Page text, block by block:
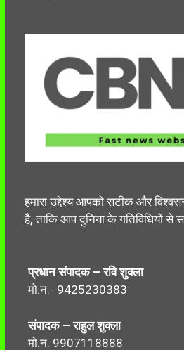
हमारा उद्देश्य आपको सटीक और
है, ताकि आप दुनिया के गतिविधियों
प्रधान संपादक – रवि शुक्ला
मो.न.- 9425230383
संपादक – राहुल शुक्ला
मो.न. 9907118888